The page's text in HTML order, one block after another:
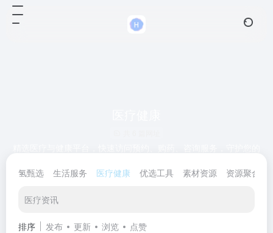
氢甄选
生活服务 医疗健康 优选工具 素材资源 资源聚合
医疗资讯
排序 发布 更新 浏览 点赞